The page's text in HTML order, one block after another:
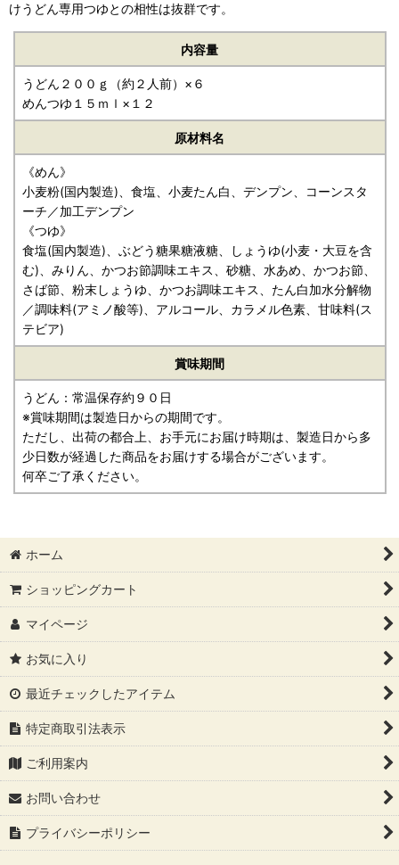
けうどん専用つゆとの相性は抜群です。
内容量
うどん２００ｇ（約２人前）×６
めんつゆ１５ｍｌ×１２
原材料名
《めん》
小麦粉(国内製造)、食塩、小麦たん白、デンプン、コーンスタ
ーチ／加工デンプン
《つゆ》
食塩(国内製造)、ぶどう糖果糖液糖、しょうゆ(小麦・大豆を含
む)、みりん、かつお節調味エキス、砂糖、水あめ、かつお節、
さば節、粉末しょうゆ、かつお調味エキス、たん白加水分解物
／調味料(アミノ酸等)、アルコール、カラメル色素、甘味料(ス
テビア)
賞味期間
うどん：常温保存約９０日
※賞味期間は製造日からの期間です。
ただし、出荷の都合上、お手元にお届け時期は、製造日から多
少日数が経過した商品をお届けする場合がございます。
何卒ご了承ください。
ホーム
ショッピングカート
マイページ
お気に入り
最近チェックしたアイテム
特定商取引法表示
ご利用案内
お問い合わせ
プライバシーポリシー